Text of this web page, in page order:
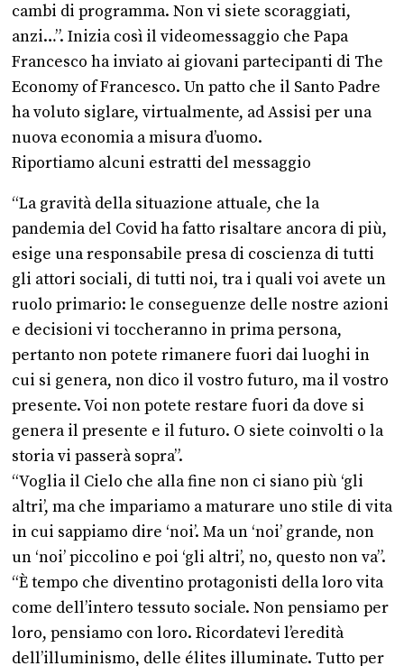
cambi di programma. Non vi siete scoraggiati,
anzi…”. Inizia così il videomessaggio che Papa
Francesco ha inviato ai giovani partecipanti di The
Economy of Francesco. Un patto che il Santo Padre
ha voluto siglare, virtualmente, ad Assisi per una
nuova economia a misura d’uomo.
Riportiamo alcuni estratti del messaggio
“La gravità della situazione attuale, che la
pandemia del Covid ha fatto risaltare ancora di più,
esige una responsabile presa di coscienza di tutti
gli attori sociali, di tutti noi, tra i quali voi avete un
ruolo primario: le conseguenze delle nostre azioni
e decisioni vi toccheranno in prima persona,
pertanto non potete rimanere fuori dai luoghi in
cui si genera, non dico il vostro futuro, ma il vostro
presente. Voi non potete restare fuori da dove si
genera il presente e il futuro. O siete coinvolti o la
storia vi passerà sopra”.
“Voglia il Cielo che alla fine non ci siano più ‘gli
altri’, ma che impariamo a maturare uno stile di vita
in cui sappiamo dire ‘noi’. Ma un ‘noi’ grande, non
un ‘noi’ piccolino e poi ‘gli altri’, no, questo non va”.
“È tempo che diventino protagonisti della loro vita
come dell’intero tessuto sociale. Non pensiamo per
loro, pensiamo con loro. Ricordatevi l’eredità
dell’illuminismo, delle élites illuminate. Tutto per